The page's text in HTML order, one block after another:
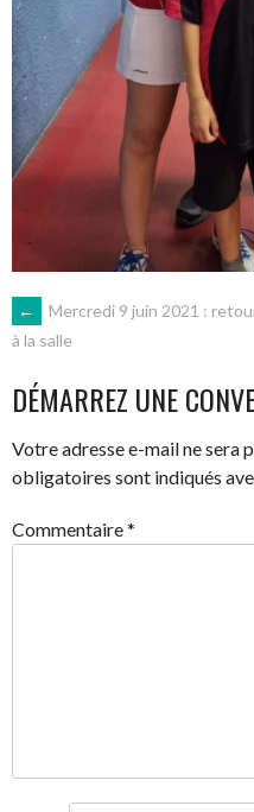
NAVIGATION
DES
ARTICLES
←
Mercredi 9 juin 2021 :
à la salle
DÉMARREZ UNE
Votre adresse e-mail ne sera
obligatoires sont indiqués
Commentaire*